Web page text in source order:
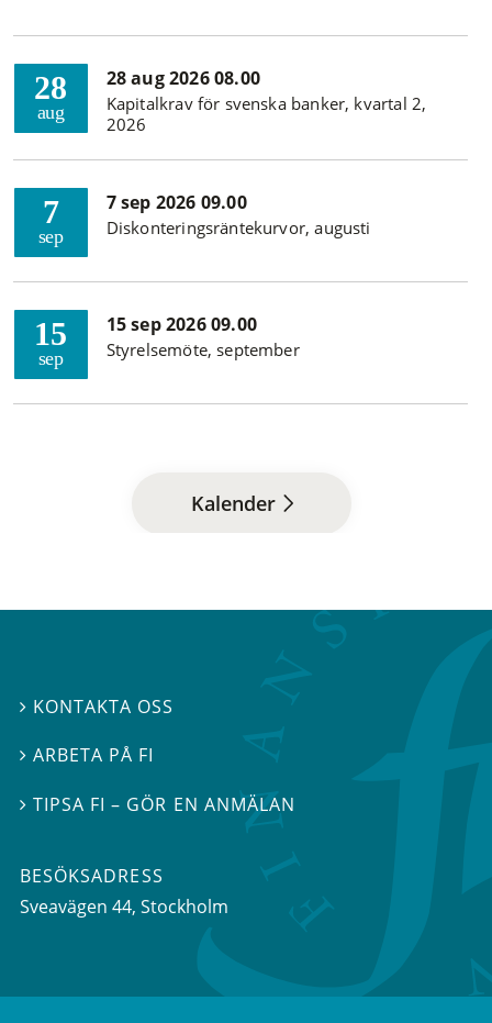
28
aug
28 aug 2026 08.00
Kapitalkrav för svenska banker, kvartal 2,
2026
7
sep
7 sep 2026 09.00
Diskonteringsräntekurvor, augusti
15
sep
15 sep 2026 09.00
Styrelsemöte, september
Kalender
 KONTAKTA OSS
ARBETA PÅ FI
TIPSA FI – GÖR EN ANMÄLAN
BESÖKSADRESS
Sveavägen 44, Stockholm